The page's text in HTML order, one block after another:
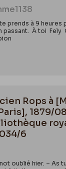
1138
prends à 9 heures
passant. À toi Fely
Rops à
1879/
6
oublié hier. – As